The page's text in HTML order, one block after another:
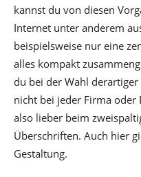
kannst du von diesen
Internet unter anderem
beispielsweise nur eine
alles kompakt
du bei der Wahl
nicht bei jeder Firma oder
also lieber beim
Überschriften. Auch hier
Gestaltung.